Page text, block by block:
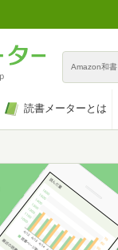
Amazon和書
読書メーターとは